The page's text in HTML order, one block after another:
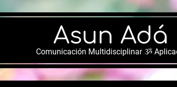
Asun Adá
Comunicación Multidisciplinar ૐ